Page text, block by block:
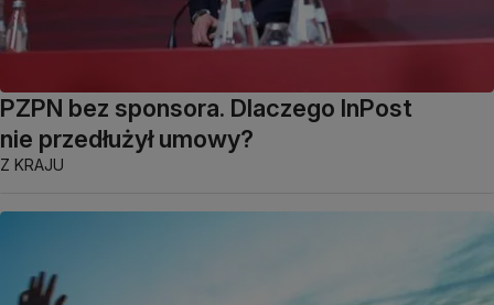
PZPN bez sponsora. Dlaczego InPost
nie przedłużył umowy?
Z KRAJU